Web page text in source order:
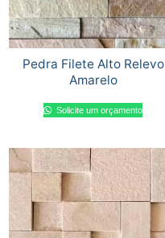
Pedra Filete Alto Relevo
Amarelo
Solicite um orçamento